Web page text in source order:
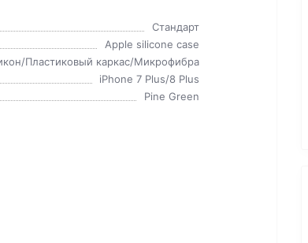
Стандарт
Apple silicone case
Пластиковый каркас/Микрофибра
iPhone 7 Plus/8 Plus
Pine Green